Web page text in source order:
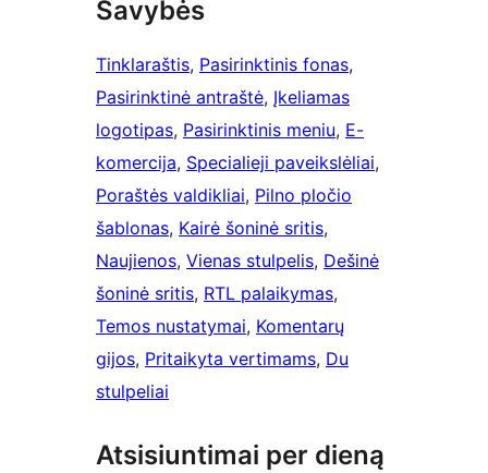
Savybės
Tinklaraštis, Pasirinktinis fonas
Pasirinktinė antraštė, Įkeliamas
logotipas, Pasirinktinis meniu, E-
komercija, Specialieji paveikslėliai
Poraštės valdikliai, Pilno pločio
šablonas, Kairė šoninė sritis
Naujienos, Vienas stulpelis, Dešinė
šoninė sritis, RTL palaikymas
Temos nustatymai, Komentarų
gijos, Pritaikyta vertimams, Du
stulpeliai
Atsisiuntimai per dieną